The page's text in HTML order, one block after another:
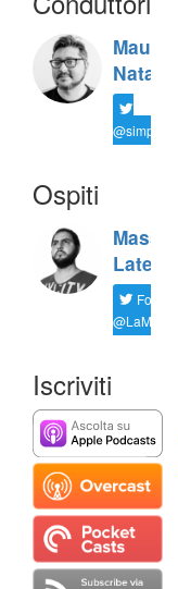
Natali
Ospiti
Latella
Follow
Iscriviti